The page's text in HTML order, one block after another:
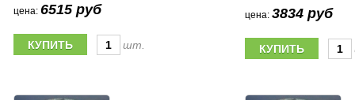
цена: 6515 руб
шт.
цена: 3834 руб